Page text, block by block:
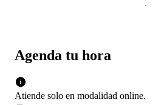
Agenda tu hora
Atiende solo en modalidad online.